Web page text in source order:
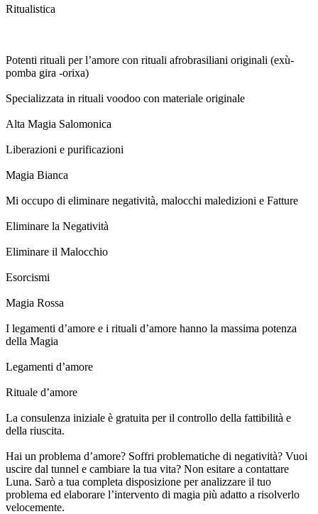
Ritualistica
Potenti rituali per l’amore con rituali afrobrasiliani originali (exù-
pomba gira -orixa)
Specializzata in rituali voodoo con materiale originale
Alta Magia Salomonica
Liberazioni e purificazioni
Magia Bianca
Mi occupo di eliminare negatività, malocchi maledizioni e Fatture
Eliminare la Negatività
Eliminare il Malocchio
Esorcismi
Magia Rossa
I legamenti d’amore e i rituali d’amore hanno la massima potenza
della Magia
Legamenti d’amore
Rituale d’amore
La consulenza iniziale è gratuita per il controllo della fattibilità e
della riuscita.
Hai un problema d’amore? Soffri problematiche di negatività? Vuoi
uscire dal tunnel e cambiare la tua vita? Non esitare a contattare
Luna. Sarò a tua completa disposizione per analizzare il tuo
problema ed elaborare l’intervento di magia più adatto a risolverlo
velocemente.